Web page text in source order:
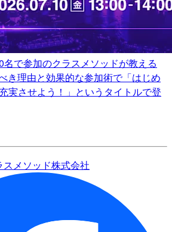
名で参加のクラスメソッドが教える
き理由と効果的な参加術で「はじめ
実させよう！」というタイトルで登
スメソッド株式会社